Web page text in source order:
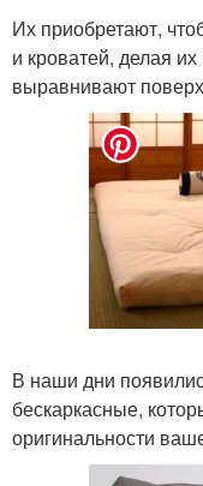
Их приобретают,
и кроватей, делая
выравнивают
В наши дни
бескаркасные,
оригинальности